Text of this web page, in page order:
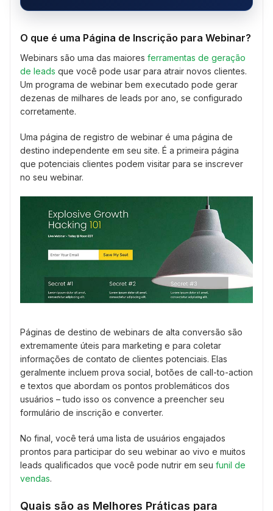
O que é uma Página de Inscrição para Webinar?
Webinars são uma das maiores ferramentas de geração
de leads que você pode usar para atrair novos clientes.
Um programa de webinar bem executado pode gerar
dezenas de milhares de leads por ano, se configurado
corretamente.
Uma página de registro de webinar é uma página de
destino independente em seu site. É a primeira página
que potenciais clientes podem visitar para se inscrever
no seu webinar.
Páginas de destino de webinars de alta conversão são
extremamente úteis para marketing e para coletar
informações de contato de clientes potenciais. Elas
geralmente incluem prova social, botões de call-to-action
e textos que abordam os pontos problemáticos dos
usuários – tudo isso os convence a preencher seu
formulário de inscrição e converter.
No final, você terá uma lista de usuários engajados
prontos para participar do seu webinar ao vivo e muitos
leads qualificados que você pode nutrir em seu funil de
vendas.
Quais são as Melhores Práticas para